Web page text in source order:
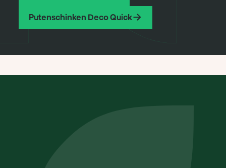
Putenschinken Deco Quick